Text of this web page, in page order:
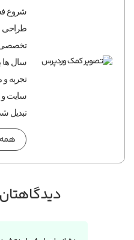
طراحی
تخصصی
سال ها
تجربه
سایت و
تبدیل